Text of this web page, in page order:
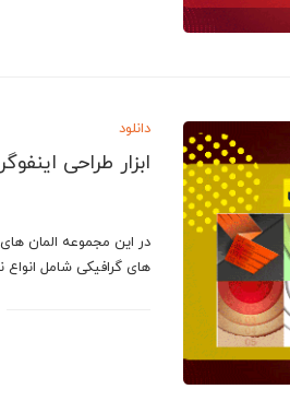
دانلود
ابزار طراحی
در این مجموعه المان
های گرافیکی شامل انواع